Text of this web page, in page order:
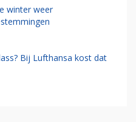
winter weer
Bij Lufthansa kost dat